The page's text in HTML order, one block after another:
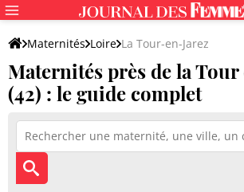
Maternités Loire La Tour-en-Jarez
Maternités près de la Tour
(42) : le guide complet